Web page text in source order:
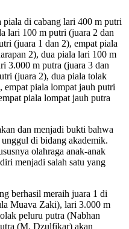
piala di cabang lari 400 m putri
lari 100 m putri (juara 2 dan
(juara 1 dan 2), empat piala
2), dua piala lari 100 m
3.000 m putra (juara 3 dan
(juara 2), dua piala tolak
empat piala lompat jauh putri
piala lompat jauh putra
dan menjadi bukti bahwa
di bidang akademik.
olahraga anak-anak
menjadi salah satu yang
berhasil meraih juara 1 di
Muava Zaki), lari 3.000 m
peluru putra (Nabhan
(M. Dzulfikar) akan